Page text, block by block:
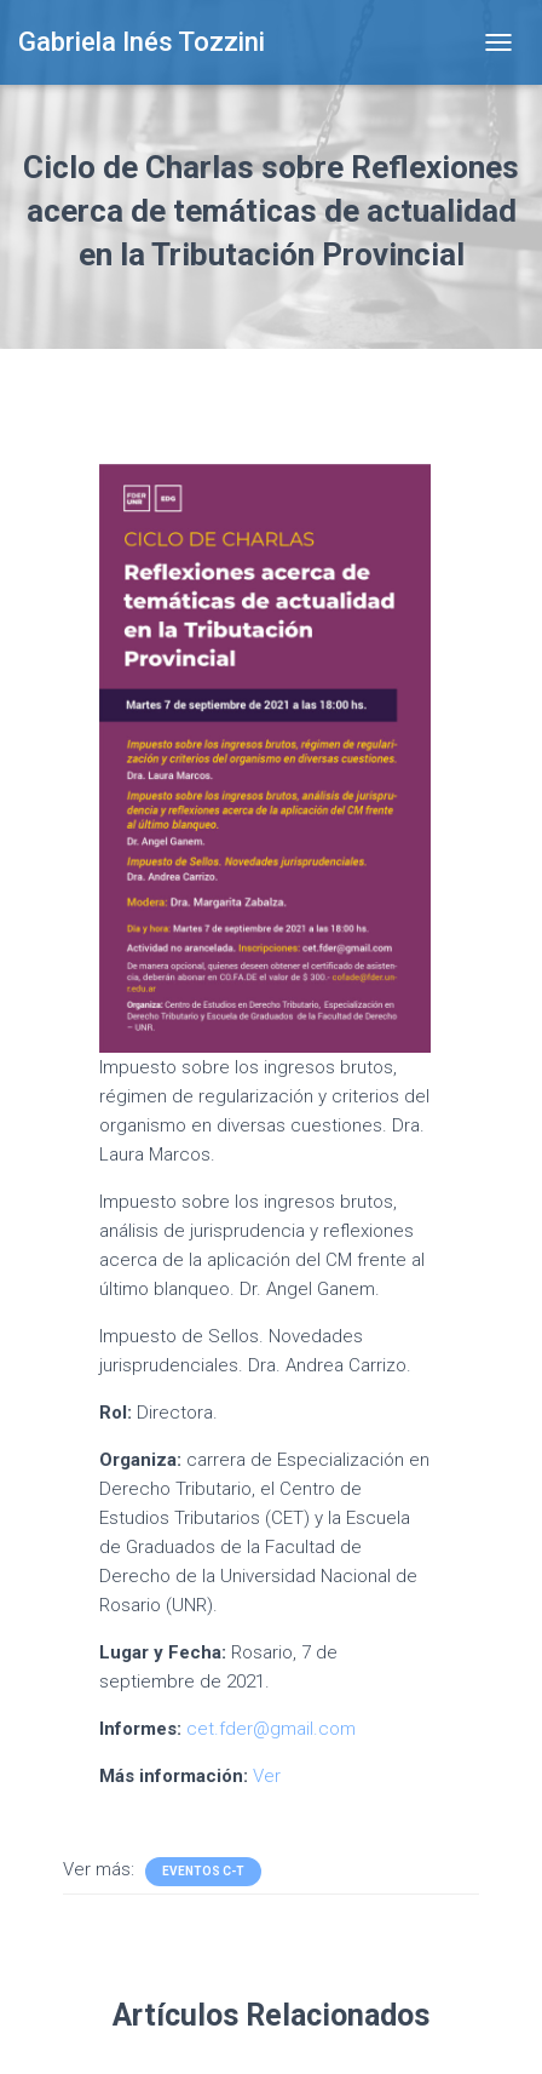
Gabriela Inés Tozzini
O
E
A
Ciclo de Charlas sobre Reflexiones
acerca de temáticas de actualidad
en la Tributación Provincial
Impuesto sobre los ingresos brutos,
régimen de regularización y criterios del
organismo en diversas cuestiones. Dra.
Laura Marcos.
Impuesto sobre los ingresos brutos,
análisis de jurisprudencia y reflexiones
acerca de la aplicación del CM frente al
último blanqueo. Dr. Angel Ganem.
Impuesto de Sellos. Novedades
jurisprudenciales. Dra. Andrea Carrizo.
Rol: Directora.
Organiza: carrera de Especialización en
Derecho Tributario, el Centro de
Estudios Tributarios (CET) y la Escuela
de Graduados de la Facultad de
Derecho de la Universidad Nacional de
Rosario (UNR).
Lugar y Fecha: Rosario, 7 de
septiembre de 2021.
Informes: cet.fder@gmail.com
Más información: Ver
Ver más: EVENTOS C-T
Artículos Relacionados